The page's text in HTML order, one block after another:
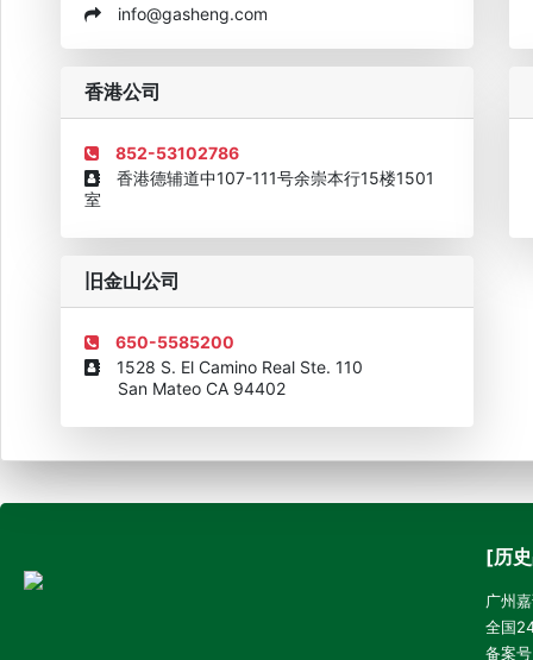
企业诚信AAAAA奖牌2015 欧美澳最具价值品牌移民机构
info@gasheng.com
香港公司
852-53102786
香港德辅道中107-111号余崇本行15楼1501
室
旧金山公司
650-5585200
1528 S. El Camino Real Ste. 110
San Mateo CA 94402
[历
广州
全国
备案